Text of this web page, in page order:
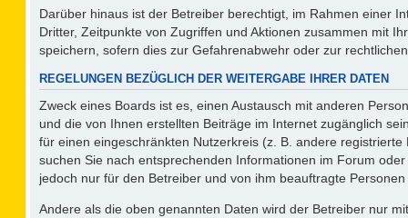
Darüber hinaus ist der Betreiber berechtigt, im Rahmen einer
Dritter, Zeitpunkte von Zugriffen und Aktionen zusammen mit
speichern, sofern dies zur Gefahrenabwehr oder zur
REGELUNGEN BEZÜGLICH DER WEITERGABE IHRER DATEN
Zweck eines Boards ist es, einen Austausch mit anderen
und die von Ihnen erstellten Beiträge im Internet zugänglich
für einen eingeschränkten Nutzerkreis (z. B. andere
suchen Sie nach entsprechenden Informationen im Forum
jedoch nur für den Betreiber und von ihm beauftragte
Andere als die oben genannten Daten wird der Betreiber nur